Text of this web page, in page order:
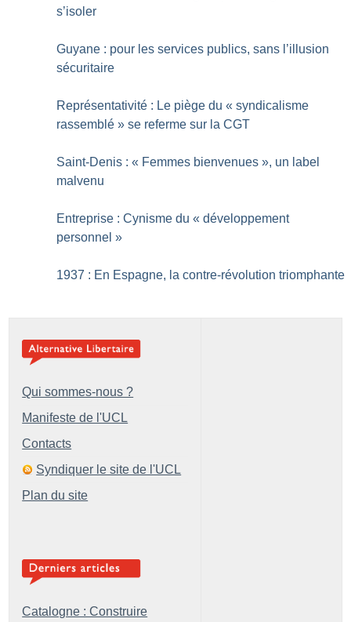
s’isoler
Guyane : pour les services publics, sans l’illusion
sécuritaire
Représentativité : Le piège du « syndicalisme
rassemblé » se referme sur la CGT
Saint-Denis : « Femmes bienvenues », un label
malvenu
Entreprise : Cynisme du « développement
personnel »
1937 : En Espagne, la contre-révolution triomphante
Qui sommes-nous ?
Manifeste de l'UCL
Contacts
Syndiquer le site de l'UCL
Plan du site
Catalogne : Construire